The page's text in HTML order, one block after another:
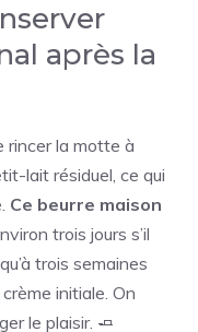
après la
rincer la motte à
lait résiduel, ce qui
Ce beurre maison
trois jours s’il
trois semaines
initiale. On
le plaisir. 🧈